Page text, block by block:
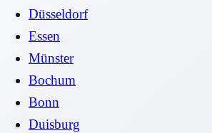
Düsseldorf
Essen
Münster
Bochum
Bonn
Duisburg